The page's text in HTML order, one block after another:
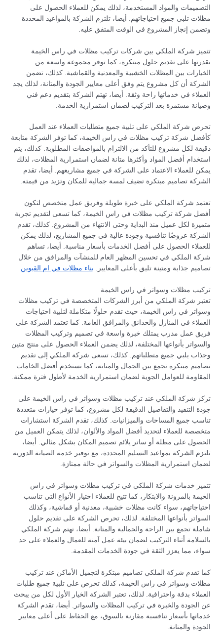
التصميمات والمواد المستخدمة، لذلك يمكن للعملاء الحصول على
مظلات تلبي جميع احتياجاتهم. أيضا، تلتزم الشركة بالمواعيد المحددة
وتضمن إنجاز المشروع في الوقت المتفق عليه.
تتميز شركة الملكي بين شركات تركيب مظلات في راس الخيمة
بقدرتها على تقديم حلول مبتكرة، كما توفر مجموعة واسعة من
الخيارات بين المظلات الخشبية والمعدنية والقماشية. كذلك، تضمن
الشركة أن كل مشروع يتم وفق أعلى معايير الجودة والمتانة، لذلك يجد
العملاء في خدماتها راحة وثقة. أيضا، تهتم الشركة بتقديم دعم فني
وصيانة مستمرة بعد التركيب لضمان استمرارية الخدمة.
تحرص شركة الملكي على تلبية جميع متطلبات العملاء عند العمل
كأفضل شركة تركيب مظلات في راس الخيمة، كما توفر الشركة متابعة
دقيقة لكل مشروع للتأكد من الالتزام بالمواصفات المطلوبة. كذلك، يتم
استخدام أفضل المواد وأكثرها متانة لضمان استمرارية المظلات، لذلك
يمكن للعملاء الاعتماد على الشركة في جميع مشاريعهم. أيضا، تقدم
الشركة تصاميم مبتكرة تضيف لمسة جمالية للمكان وتزيد من قيمته.
تعتمد شركة الملكي على خبرة طويلة وفريق عمل متخصص لتكون
أفضل شركة تركيب مظلات في راس الخيمة، كما تسعى لتقديم تجربة
متميزة لكل عميل منذ البداية وحتى الانتهاء من المشروع. كذلك، تقدم
الشركة عروضًا تنافسية وجودة عالية في جميع المشاريع، لذلك يمكن
للعملاء الحصول على أفضل الخدمات بأسعار مناسبة. أيضا، تساهم
شركة الملكي في تحسين المظهر العام للمنشآت والمرافق من خلال
تصاميم جذابة ومتينة تليق بأعلى المعايير. بناء مظلات في ام القيوين
تركيب مظلات وسواتر في راس الخيمة
تعتبر شركة الملكي من أبرز الشركات المتخصصة في تركيب مظلات
وسواتر في راس الخيمة، حيث تقدم حلولًا متكاملة لتلبية احتياجات
العملاء في المنازل والحدائق والمرافق العامة. كما تعتمد الشركة على
فريق عمل مدرب يمتلك خبرة واسعة في تصميم وتركيب المظلات
والسواتر بأنواعها المختلفة، لذلك يضمن العملاء الحصول على منتج متين
وجذاب يلبي جميع متطلباتهم. كذلك، تسعى شركة الملكي إلى تقديم
تصاميم مبتكرة تجمع بين الجمال والمتانة، كما تستخدم أفضل الخامات
المقاومة للعوامل الجوية لضمان استمرارية الخدمة لأطول فترة ممكنة.
تركز شركة الملكي عند تركيب مظلات وسواتر في راس الخيمة على
جودة التنفيذ والتفاصيل الدقيقة لكل مشروع، كما توفر خيارات متعددة
تناسب جميع المساحات والميزانيات. كذلك، تقدم الشركة استشارات
متخصصة للعملاء لتحديد أفضل المواد والألوان، لذلك يتمكن العميل من
الحصول على مظلة أو ساتر يلائم تصميم المكان بشكل مثالي. أيضا،
تلتزم الشركة بمواعيد التسليم المحددة، مع توفير خدمة الصيانة الدورية
لضمان استمرارية المظلات والسواتر في حالة ممتازة.
تتميز خدمات شركة الملكي في تركيب مظلات وسواتر في راس
الخيمة بالمرونة والابتكار، كما تتيح للعملاء اختيار الأنواع التي تناسب
احتياجاتهم، سواء كانت مظلات خشبية، معدنية أو قماشية، وكذلك
السواتر بأنواعها المختلفة. لذلك، تحرص الشركة على تقديم حلول
شاملة تجمع بين الراحة والجمالية والمتانة. أيضا، تهتم شركة الملكي
بالسلامة أثناء التركيب لضمان بيئة عمل آمنة للعمال والعملاء على حد
سواء، مما يعزز الثقة في جودة الخدمات المقدمة.
كما تقدم شركة الملكي تصاميم مبتكرة لتجميل الأماكن عند تركيب
مظلات وسواتر في راس الخيمة، كذلك تحرص على تلبية جميع طلبات
العملاء بدقة واحترافية. لذلك، تعتبر الشركة الخيار الأول لكل من يبحث
عن الجودة والخبرة في تركيب المظلات والسواتر. أيضا، تقدم الشركة
خدماتها بأسعار تنافسية مقارنة بالسوق، مع الحفاظ على أعلى معايير
الجودة والمتانة.